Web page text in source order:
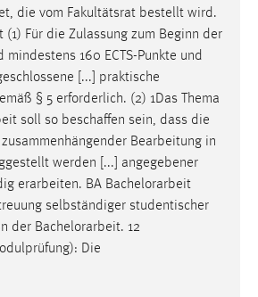
die vom Fakultätsrat bestellt wird.
(1) Für die Zulassung zum Beginn der
mindestens 160 ECTS-Punkte und
[...] praktische
§ 5 erforderlich. (2) 1Das Thema
soll so beschaffen sein, dass die
Bearbeitung in
werden [...] angegebener
erarbeiten. BA Bachelorarbeit
selbständiger studentischer
der Bachelorarbeit. 12
Die